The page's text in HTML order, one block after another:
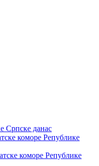
Српске данас
коморе Републике
коморе Републике